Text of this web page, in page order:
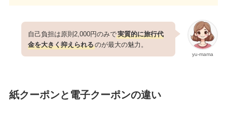
yu-mama
自己負担は原則2,000円のみで実質的に旅行代
金を大きく抑えられるのが最大の魅力。
紙クーポンと電子クーポンの違い